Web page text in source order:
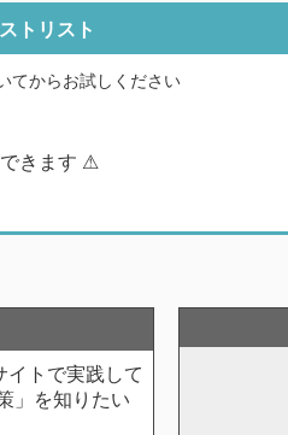
トリスト
てからお試しください
きます ⚠
トで実践して
」を知りたい